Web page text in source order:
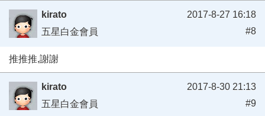
kirato
五星白金會員
2017-8-27 16:18
#8
推推推,謝謝
kirato
五星白金會員
2017-8-30 21:13
#9